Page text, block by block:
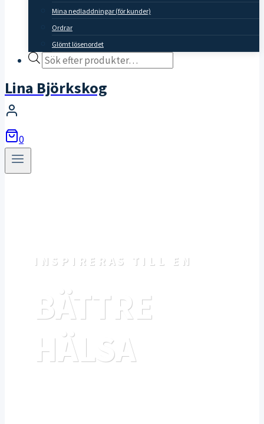
Mina nedladdningar (för kunder)
Ordrar
Glömt lösenordet
Products
Lina Björkskog
0
INSPIRERAS TILL EN
BÄTTRE
HÄLSA